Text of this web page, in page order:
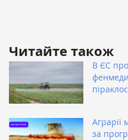
Читайте також
В ЄС
за